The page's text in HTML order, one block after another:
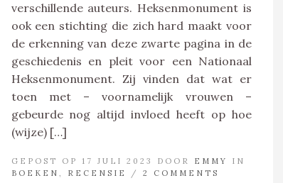
verschillende auteurs. Heksenmonument is
ook een stichting die zich hard maakt voor
de erkenning van deze zwarte pagina in de
geschiedenis en pleit voor een Nationaal
Heksenmonument. Zij vinden dat wat er
toen met – voornamelijk vrouwen –
gebeurde nog altijd invloed heeft op hoe
(wijze) […]
GEPOST OP 17 JULI 2023 DOOR EMMY
IN
BOEKEN , RECENSIE / 2 COMMENTS